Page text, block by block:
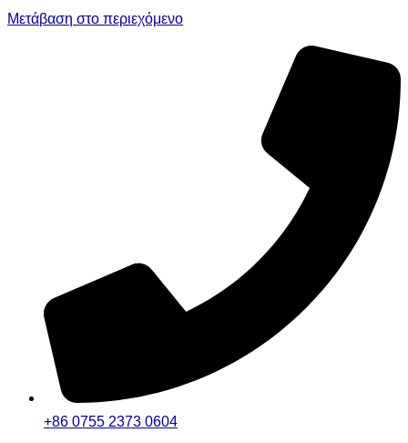
Μετάβαση στο περιεχόμενο
+86 0755 2373 0604